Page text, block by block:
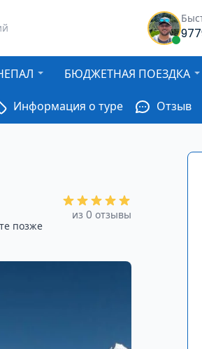
БЮДЖЕТНАЯ ПОЕЗДКА
Информация о туре Отзыв
позже
из 0 отзывы